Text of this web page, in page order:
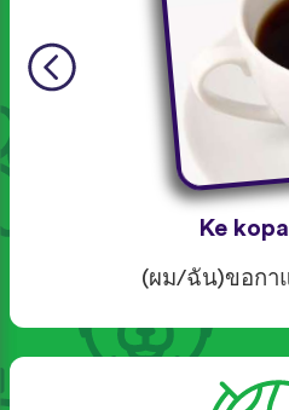
Ke
(ผม/ฉัน)ขอกา